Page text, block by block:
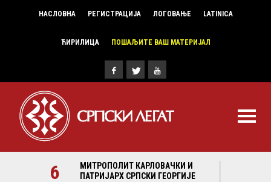
НАСЛОВНА РЕГИСТРАЦИЈА ЛОГОВАЊЕ LATINICA
ЋИРИЛИЦА ПОШАЉИТЕ ВАШ МАТЕРИЈАЛ
6
МИТРОПОЛИТ КАРЛОВАЧКИ И
ПАТРИЈАРХ СРПСКИ ГЕОРГИЈЕ